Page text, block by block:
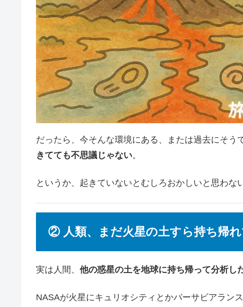
だったら、今そんな環境にある、または過去にそう
きてても不思議じゃない。
というか、起きていないとむしろおかしいと思わな
② 人類、まだ火星の土すら持ち帰
実は人間、 他の惑星の土を地球に持ち帰って分析し
NASAが火星にキュリオシティとかパーサビアラン